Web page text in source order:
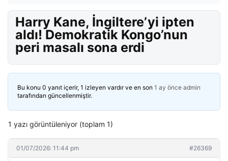
Harry Kane, İngiltere’yi ipten
aldı! Demokratik Kongo’nun
peri masalı sona erdi
Bu konu 0 yanıt içerir, 1 izleyen vardır ve en son 1 ay önce admin
tarafından güncellenmiştir.
1 yazı görüntüleniyor (toplam 1)
01/07/2026: 11:44 pm #26369